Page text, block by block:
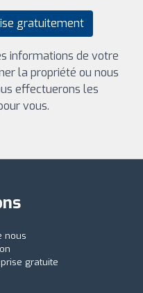
gratuitement
informations de votre
la propriété ou nous
effectuerons les
vous.
nous
gratuite